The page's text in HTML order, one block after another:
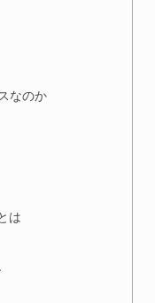
なのか
は